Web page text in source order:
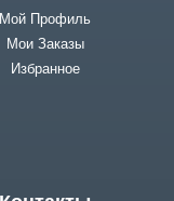
Мой Профиль
Мои Заказы
Избранное